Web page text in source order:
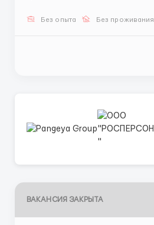
Без опыта Без проживания
ВАКАНСИЯ ЗАКРЫТА